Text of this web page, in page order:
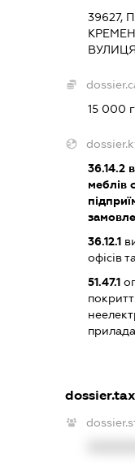
39627,
15 000
36.14.2
меблів
36.12.1
офісів
51.47.1
dossier.tax